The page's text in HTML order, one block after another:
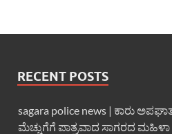
RECENT POSTS
sagara police news | ಕಾರು
ಮೆಚ್ಚುಗೆಗೆ ಪಾತ್ರವಾದ ಸಾಗರದ